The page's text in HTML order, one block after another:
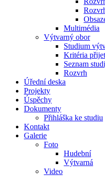
Multimédia
Výtvarný obor
Studium
Kritéria
Seznam
Rozvrh
Úřední deska
Projekty
Úspěchy
Dokumenty
Přihláška ke studiu
Kontakt
Galerie
Foto
Hudební
Výtvarná
Video